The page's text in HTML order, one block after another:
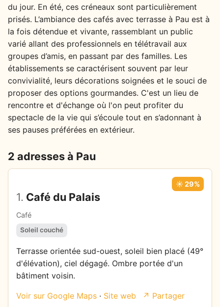
du jour. En été, ces créneaux sont particulièrement
prisés. L’ambiance des cafés avec terrasse à Pau est à
la fois détendue et vivante, rassemblant un public
varié allant des professionnels en télétravail aux
groupes d’amis, en passant par des familles. Les
établissements se caractérisent souvent par leur
convivialité, leurs décorations soignées et le souci de
proposer des options gourmandes. C'est un lieu de
rencontre et d'échange où l'on peut profiter du
spectacle de la vie qui s’écoule tout en s’adonnant à
ses pauses préférées en extérieur.
2 adresses à Pau
1. Café du Palais
Café
☀️ 29%
Soleil couché
Terrasse orientée sud-ouest, soleil bien placé (49°
d'élévation), ciel dégagé. Ombre portée d'un
bâtiment voisin.
Voir sur Google Maps · Site web ↗ Partager